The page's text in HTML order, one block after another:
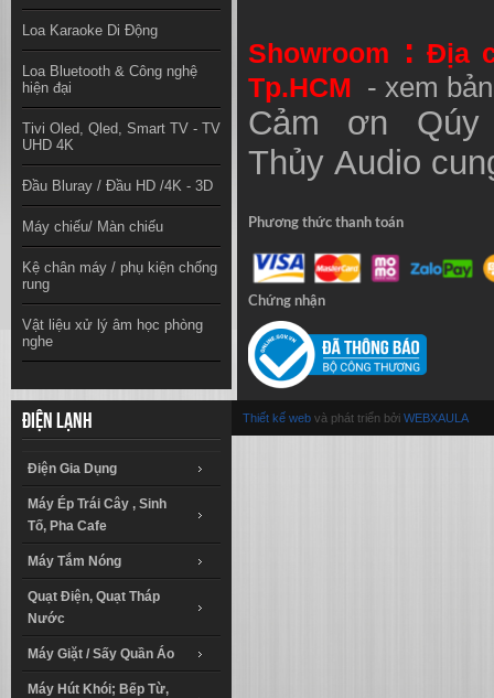
Loa Karaoke Di Động
Loa Bluetooth & Công nghệ
hiện đại
Tivi Oled, Qled, Smart TV - TV
UHD 4K
Đầu Bluray / Đầu HD /4K - 3D
Máy chiếu/ Màn chiếu
Kệ chân máy / phụ kiện chống
rung
Vật liệu xử lý âm học phòng
nghe
Điện lạnh
Điện Gia Dụng
Máy Ép Trái Cây , Sinh
Tố, Pha Cafe
Máy Tắm Nóng
Quạt Điện, Quạt Tháp
Nước
Máy Giặt / Sấy Quần Áo
Máy Hút Khói; Bếp Từ,
Showroom : Địa
Tp.HCM - xem
Cảm ơn
Thủy Audio
Phương thức thanh toán
Chứng nhận
Thiết kế web và phát triển bởi WEBXAULA